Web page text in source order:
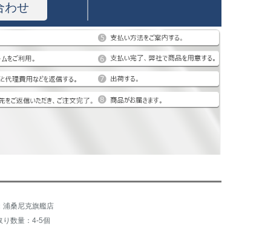
わせ
浦桑尼克旗艦店
り数量：4-5個